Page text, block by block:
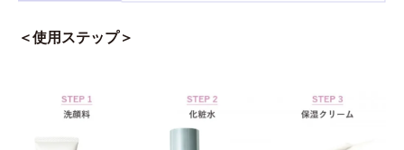
＜使用ステップ＞